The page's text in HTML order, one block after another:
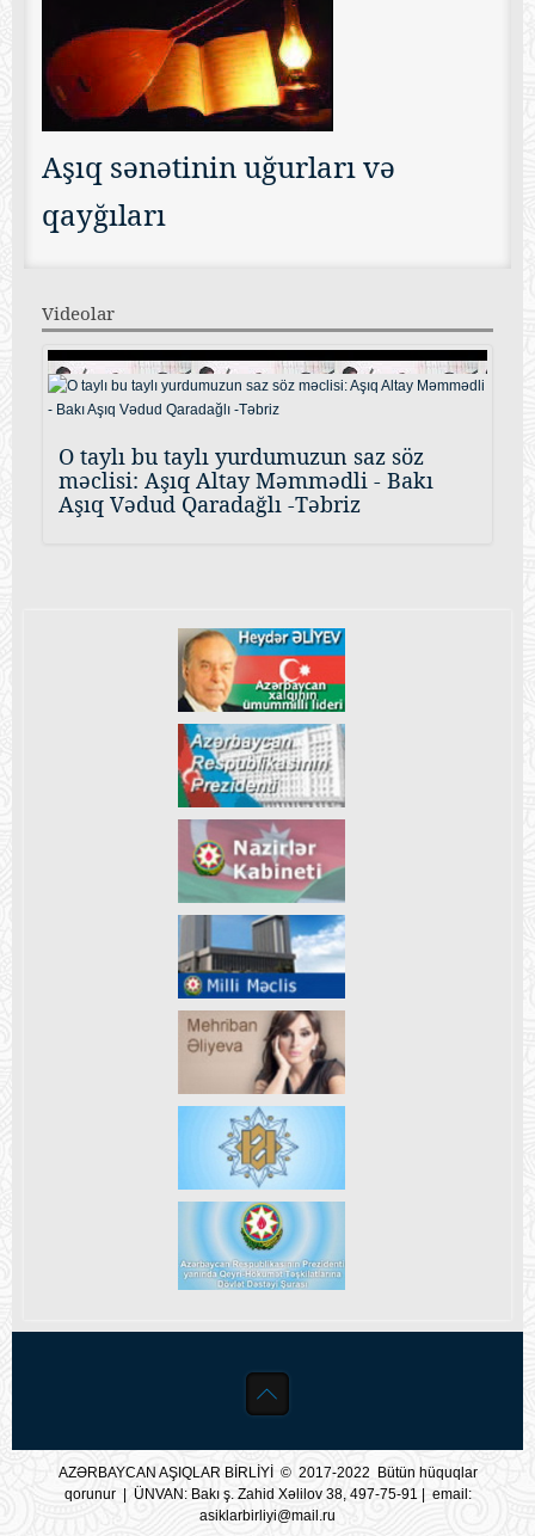
Aşıq sənətinin uğurları və
qayğıları
Videolar
O taylı bu taylı yurdumuzun saz söz
məclisi: Aşıq Altay Məmmədli - Bakı
Aşıq Vədud Qaradağlı -Təbriz
AZƏRBAYCAN AŞIQLAR BİRLİYİ © 2017-2022 Bütün hüquqlar
qorunur | ÜNVAN: Bakı ş. Zahid Xəlilov 38, 497-75-91 | email:
asiklarbirliyi@mail.ru